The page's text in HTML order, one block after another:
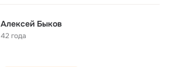
Алексей Быков
42 года